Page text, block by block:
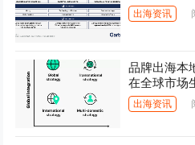
出海资讯
品牌出海本
在全球市场
出海资讯